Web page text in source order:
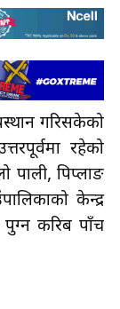
गरिसकेको
रहेको
पाली, पिप्लाङ
केन्द्र
करिब पाँच